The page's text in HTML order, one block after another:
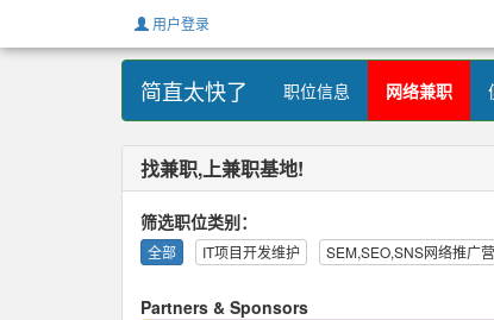
用户登录
简直太快了 职位信息 网络兼职
找兼职,上兼职基地!
筛选职位类别：
全部 IT项目开发维护 SEM,SEO,SNS网络推广
Partners & Sponsors